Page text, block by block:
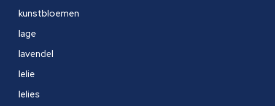
kunstbloemen
lage
lavendel
lelie
lelies